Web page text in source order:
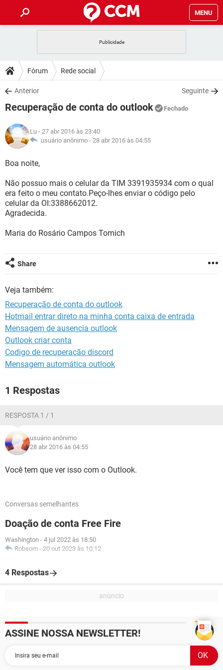
MENU
CELULAR
OUTLOOK
INSTAGRAM GMAIL
GUIA DE COMPRAS
DICAS
JOGOS
INSTAGRAM
GUIA DE COMPRAS
DOWNLOADS
JOGOS WHATSAPP
CELULAR
OUTLOOK EXCEL
INSTAGRAM
FÓRUM
JOGOS
CELULAR
OUTLOOK
INSTAGRAM GMAIL
GUIA DE COMPRAS
GLOSSÁRIO
OUTLOOK EXCEL
INSTAGRAM
Fórum Rede social
Anterior Seguinte
Recuperação de conta do outlook Fechado
Lu - 27 abr 2016 às 23:40
usuário anônimo - 28 abr 2016 às 04:55
Boa noite,
Não possuo mais o celular da TIM 3391935934 com o qual
era feito o meu contato.Peço-lhes enviar o código pelo
celular da OI:3388662012.
Agradecida.
Maria do Rosário Campos Tomich
Share
Veja também:
Recuperação de conta do outlook
Hotmail entrar direto na minha conta caixa de entrada
Mensagem de ausencia outlook
Outlook criar conta
Codigo de recuperação discord
Mensagem automática outlook
1 Respostas
RESPOSTA 1 / 1
usuário anônimo
28 abr 2016 às 04:55
Você tem que ver isso com o Outlook.
Conversas semelhantes
Doação de conta Free Fire
Washington - 4 jul 2022 às 18:50
Robsom - 20 out 2023 às 10:12
4 Respostas
ASSINE NOSSA NEWSLETTER!